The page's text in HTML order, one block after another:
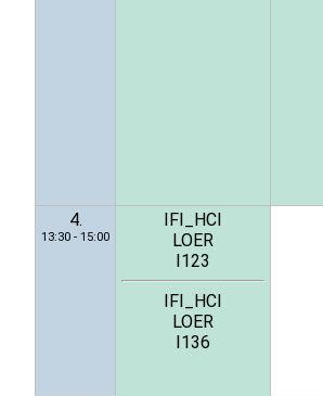
4.
13:30 - 15:00
IFI_HCI
LOER
I123
IFI_HCI
LOER
I136